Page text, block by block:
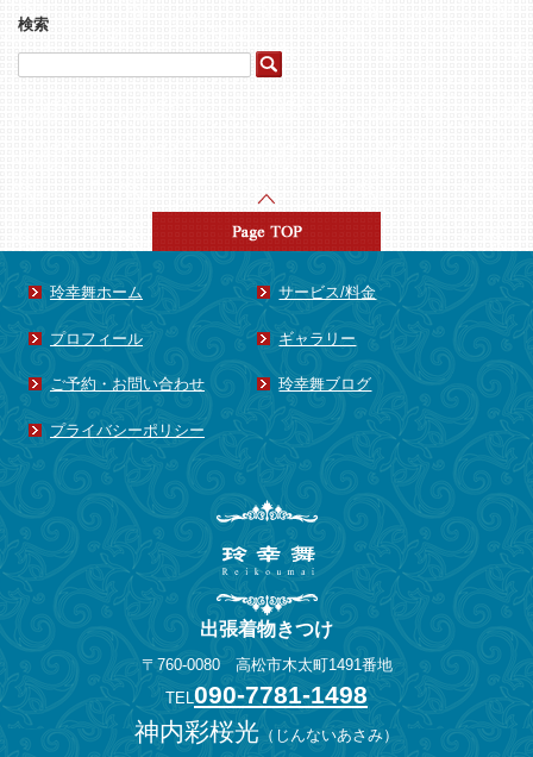
2017年8月
2017年4月(1)
2015年8月(1)
2015年1月(15)
2014年8月(1)
2014年7月 (1)
2014年6月
2014年5月(1)
2014年4月(3)
2014年3月 (2)
2014年2月(1)
2013年11月
(1)
2013年10月 (1)
2013年8月 (2)
2013年6月(1)
2013年5月
(1)
2013年4月 (3)
2013年3月
(1)
検索
玲幸舞ホーム サービス/料金
プロフィール ギャラリー
ご予約・お問い合わせ 玲幸舞ブログ
プライバシーポリシー
出張着物きつけ
〒760-0080 高松市木太町1491番地
TEL090-7781-1498
神内彩桜光 （ じんないあさみ）